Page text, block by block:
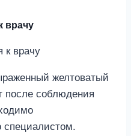
врачу
желтоватый
после соблюдения
специалистом.